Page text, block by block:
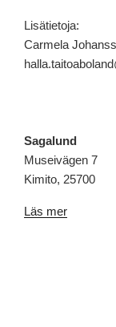
Lisätietoja:
Carmela
Sagalund
Museivägen 7
Kimito, 25700
Läs mer